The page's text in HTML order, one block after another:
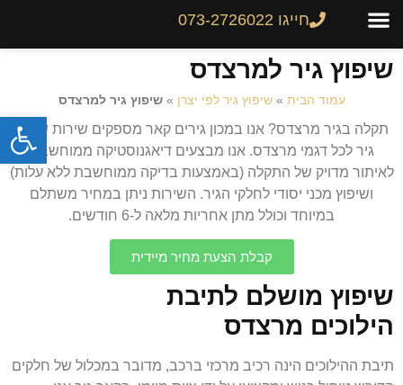
חייגו 073-2726022
שיפוץ גיר למרצדס
עמוד הבית »שיפוץ גיר לפי יצרן »שיפוץ גיר למרצדס
תקלה בגיר מרצדס? אנו במכון גירים קאר מספקים שירות שיפוץ
גיר לכל דגמי מרצדס. אנו מבצעים דיאגנוסטיקה ממוחשבת
לאיתור מדויק של התקלה (באמצעות בדיקה ממוחשבת ללא עלות)
ושיפוץ מכני יסודי לחלקי הגיר. השירות ניתן במחיר משתלם
במיוחד וכולל מתן אחריות מלאה ל-6 חודשים.
קבלת הצעת מחיר מיידית
שיפוץ מושלם לתיבת
הילוכים מרצדס
תיבת ההילוכים הינה רכיב מרכזי ברכב, מדובר במכלול של חלקים